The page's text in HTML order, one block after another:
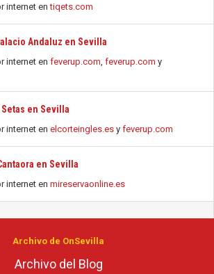
internet entiqets.com
Andaluz en Sevilla
internet en feverup.com, feverup.com y
en Sevilla
internet en elcorteingles.es y feverup.com
en Sevilla
internet en mireservaonline.es
Archivo de OnSevilla
Archivo del Blog